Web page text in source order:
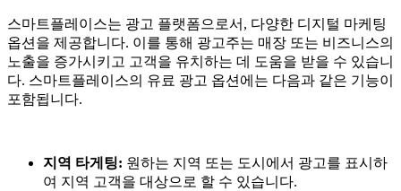
스마트플레이스는 광고 플랫폼으로서, 다양한 디지털 마케팅
옵션을 제공합니다. 이를 통해 광고주는 매장 또는 비즈니스의
노출을 증가시키고 고객을 유치하는 데 도움을 받을 수 있습니
다. 스마트플레이스의 유료 광고 옵션에는 다음과 같은 기능이
포함됩니다.
지역 타게팅: 원하는 지역 또는 도시에서 광고를 표시하
여 지역 고객을 대상으로 할 수 있습니다.